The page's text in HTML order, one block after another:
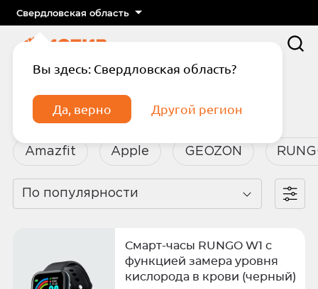
Свердловская область
Вы здесь: Свердловская область?
Да, верно Другой регион
Смарт-часы
Amazfit Apple GEOZON
По популярности
Смарт-часы RUNGO W1 с
функцией замера уровня
кислорода в крови (черный)
Отправить код по СМС